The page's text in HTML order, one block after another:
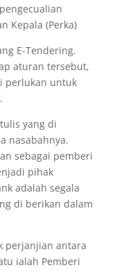
Kepala (Perka)
E-Tendering.
aturan tersebut,
perlukan untuk
yang di
nasabahnya.
sebagai pemberi
pihak
adalah segala
di berikan dalam
perjanjian antara
ialah Pemberi